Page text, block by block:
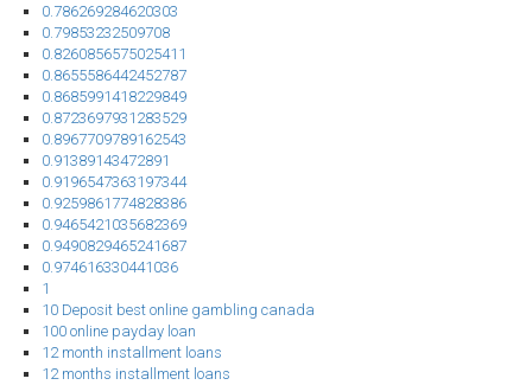
0.786269284620303
0.79853232509708
0.8260856575025411
0.8655586442452787
0.8685991418229849
0.8723697931283529
0.8967709789162543
0.91389143472891
0.9196547363197344
0.9259861774828386
0.9465421035682369
0.9490829465241687
0.974616330441036
1
10 Deposit best online gambling canada
100 online payday loan
12 month installment loans
12 months installment loans